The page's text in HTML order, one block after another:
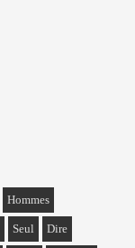
Hommes
Seul Dire